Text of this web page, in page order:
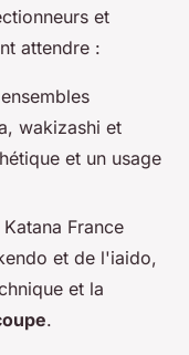
et
attendre :
wakizashi et
et un usage
France
et de l'iaido,
et la
.